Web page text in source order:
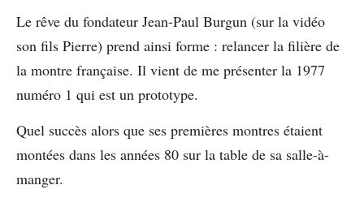
Le rêve du fondateur Jean-Paul Burgun (sur la vidéo
son fils Pierre) prend ainsi forme : relancer la filière de
la montre française. Il vient de me présenter la 1977
numéro 1 qui est un prototype.
Quel succès alors que ses premières montres étaient
montées dans les années 80 sur la table de sa salle-à-
manger.